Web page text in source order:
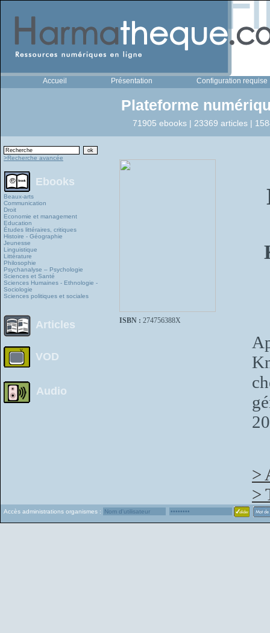
Accueil Présentation Configuration requise
Plateforme
71905 ebooks | 23369 articles |
>Recherche avancée
Ebooks
Beaux-arts
Communication
Droit
Economie et management
Education
Études littéraires, critiques
Histoire - Géographie
Jeunesse
Linguistique
Littérature
Philosophie
Psychanalyse – Psychologie
Sciences et Santé
Sciences Humaines - Ethnologie -
Sociologie
Sciences politiques et sociales
Articles
VOD
Audio
ISBN : 274756388X
>
>
Accès administrations organismes :